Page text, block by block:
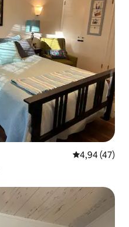
4,94 (47)